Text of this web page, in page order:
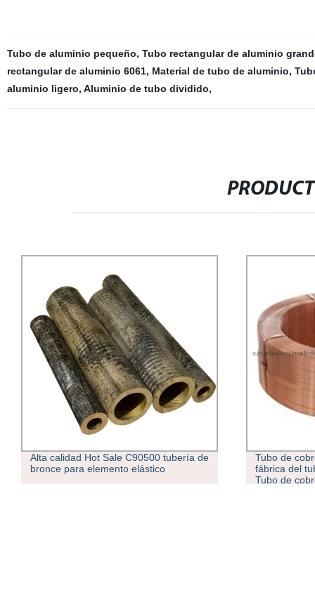
Tubo de aluminio pequeño, Tubo rectangular de aluminio
rectangular de aluminio 6061, Material de tubo de aluminio,
aluminio ligero, Aluminio de tubo dividido,
Alta calidad Hot Sale C90500 tubería de
bronce para elemento elástico
Tubo de
fábrica del
Tubo de